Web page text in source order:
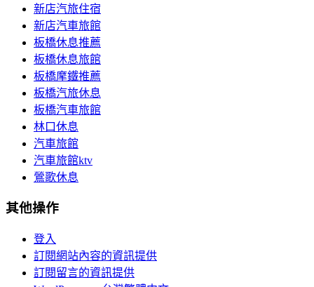
新店汽旅住宿
新店汽車旅館
板橋休息推薦
板橋休息旅館
板橋摩鐵推薦
板橋汽旅休息
板橋汽車旅館
林口休息
汽車旅館
汽車旅館ktv
鶯歌休息
其他操作
登入
訂閱網站內容的資訊提供
訂閱留言的資訊提供